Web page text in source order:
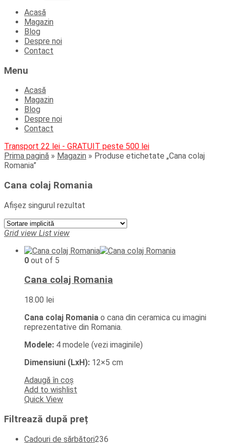
Skip
content
Acasă
Magazin
Blog
Despre noi
Contact
Menu
Acasă
Magazin
Blog
Despre noi
Contact
Transport 22 lei - GRATUIT peste 500 lei
Prima pagină » Magazin » Produse etichetate „Cana colaj
Romania”
Cana colaj Romania
Afișez singurul rezultat
Grid view List view
0 out of 5
Cana colaj Romania
18.00 lei
Cana colaj Romania o cana din ceramica cu imagini
reprezentative din Romania.
Modele: 4 modele (vezi imaginile)
Dimensiuni (LxH): 12×5 cm
Adaugă în coș
Add to wishlist
Quick View
Filtrează după preț
Cadouri de sărbători236